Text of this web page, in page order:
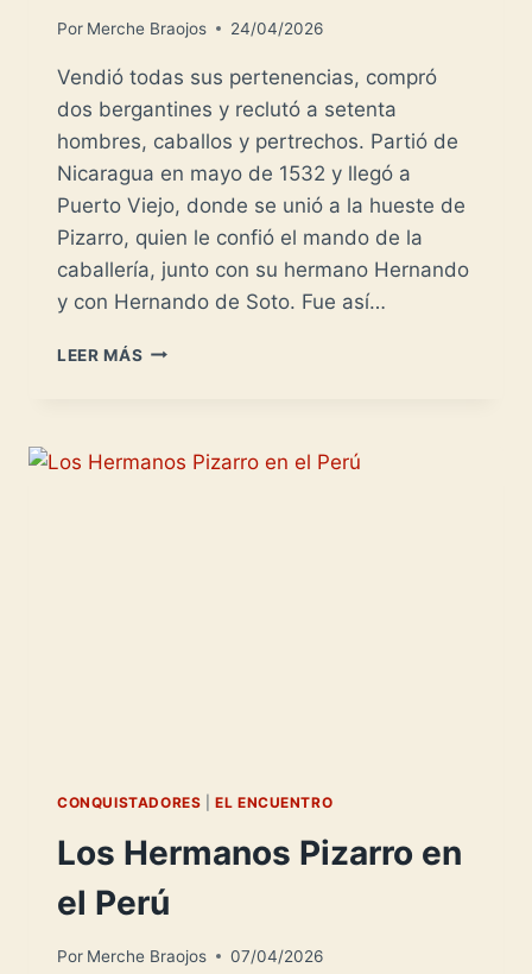
Por Merche Braojos 24/04/2026
Vendió todas sus pertenencias, compró
dos bergantines y reclutó a setenta
hombres, caballos y pertrechos. Partió de
Nicaragua en mayo de 1532 y llegó a
Puerto Viejo, donde se unió a la hueste de
Pizarro, quien le confió el mando de la
caballería, junto con su hermano Hernando
y con Hernando de Soto. Fue así…
LEER MÁS SEBASTIÁN
CONQUISTADOR-
CONQUISTADORES |EL ENCUENTRO
Los Hermanos Pizarro en
el Perú
Por Merche Braojos 07/04/2026